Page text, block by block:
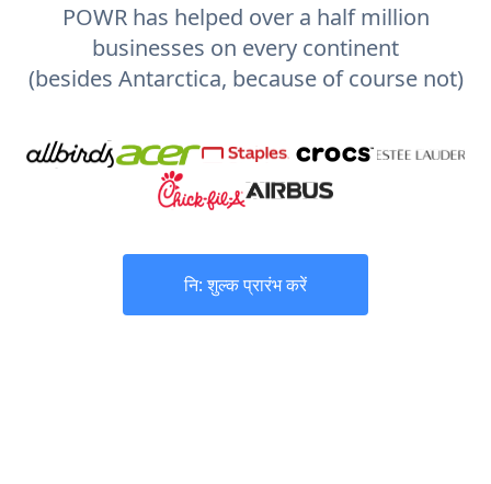
POWR has helped over a half million
businesses on every continent
(besides Antarctica, because of course not)
नि: शुल्क प्रारंभ करें